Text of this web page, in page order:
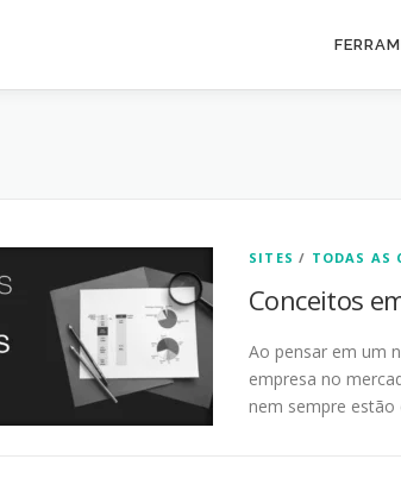
SITES / TODAS AS
Conceitos
Ao pensar em um
empresa no
nem sempre